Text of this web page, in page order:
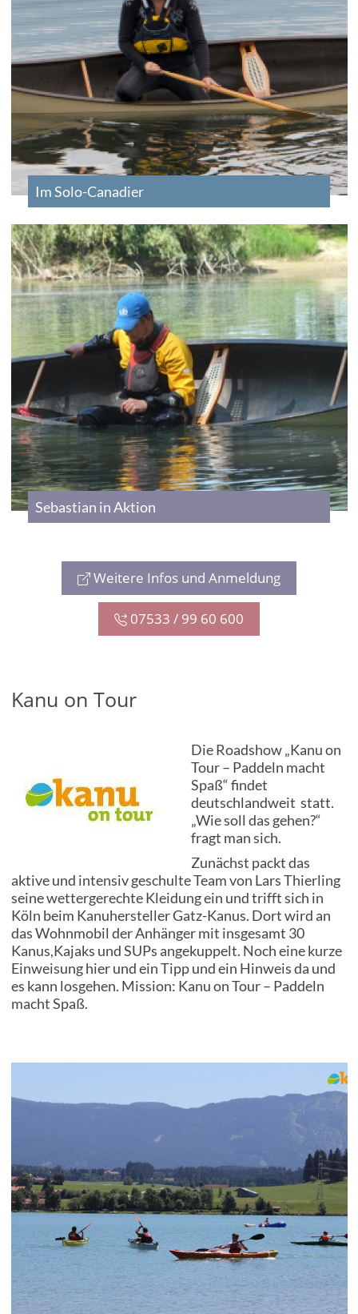
Im Solo-Canadier
Sebastian in Aktion
Weitere Infos und Anmeldung
07533 / 99 60 600
Kanu on Tour
Die Roadshow „Kanu on
Tour – Paddeln macht
Spaß“ findet
deutschlandweit statt.
„Wie soll das gehen?“
fragt man sich.
Zunächst packt das
aktive und intensiv geschulte Team von Lars Thierling
seine wettergerechte Kleidung ein und trifft sich in
Köln beim Kanuhersteller Gatz-Kanus. Dort wird an
das Wohnmobil der Anhänger mit insgesamt 30
Kanus,Kajaks und SUPs angekuppelt. Noch eine kurze
Einweisung hier und ein Tipp und ein Hinweis da und
es kann losgehen. Mission: Kanu on Tour – Paddeln
macht Spaß.